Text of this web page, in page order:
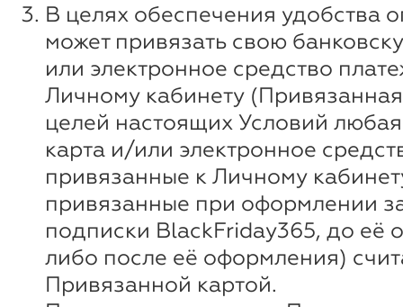
В целях обеспечения удобства
может привязать свою
или электронное средство
Личному кабинету
целей настоящих Условий
карта и/или электронное
привязанные к Личному
привязанные при оформлении
подписки BlackFriday365, до её
либо после её оформления)
Привязанной картой.